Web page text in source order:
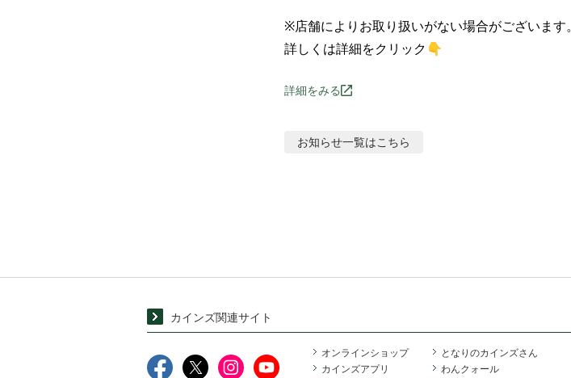
※店舗によりお取り扱いがない場合がございます。
詳しくは詳細をクリック👇
詳細をみる
お知らせ一覧はこちら
カインズ関連サイト
オンラインショップ
カインズアプリ
となりのカインズさん
わんクォール